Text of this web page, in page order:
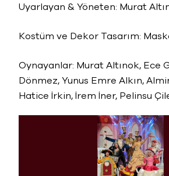
Uyarlayan & Yöneten: Murat
Kostüm ve Dekor Tasarım:
Oynayanlar: Murat Altınok, Ece
Dönmez, Yunus Emre Alkın,
Hatice İrkin, İrem İner, Pelinsu